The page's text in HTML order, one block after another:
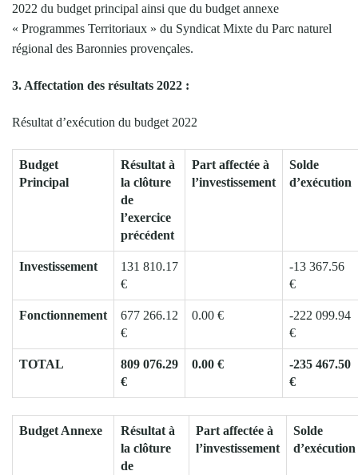
2022 du budget principal ainsi que du budget annexe
« Programmes Territoriaux » du Syndicat Mixte du Parc naturel
régional des Baronnies provençales.
3. Affectation des résultats 2022 :
Résultat d’exécution du budget 2022
Budget
Principal
Résultat à
la clôture
de
l’exercice
précédent
Part affectée à
l’investissement
Solde
d’exécution
Investissement
131 810.17
€
-13 367.56
€
Fonctionnement
677 266.12
€
0.00 €
-222 099.94
€
TOTAL
809 076.29
€
0.00 €
-235 467.50
€
Budget Annexe
Résultat à
la clôture
de
Part affectée à
l’investissement
Solde
d’exécution